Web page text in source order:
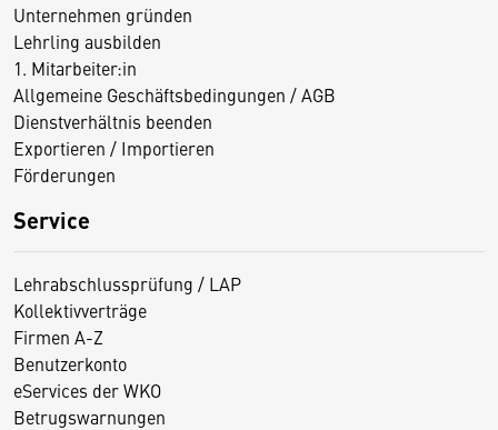
Unternehmen gründen
Lehrling ausbilden
1. Mitarbeiter:in
Allgemeine Geschäftsbedingungen / AGB
Dienstverhältnis beenden
Exportieren / Importieren
Förderungen
Service
Lehrabschlussprüfung / LAP
Kollektivverträge
Firmen A-Z
Benutzerkonto
eServices der WKO
Betrugswarnungen